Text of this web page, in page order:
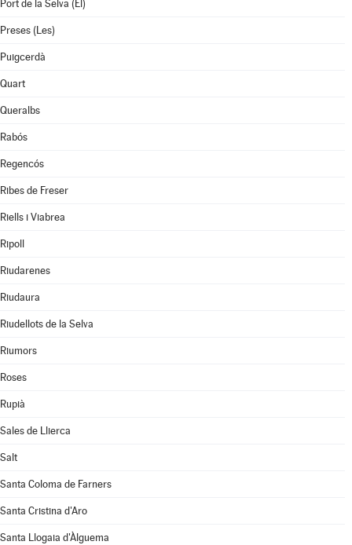
Port de la Selva (El)
Preses (Les)
Puigcerdà
Quart
Queralbs
Rabós
Regencós
Ribes de Freser
Riells i Viabrea
Ripoll
Riudarenes
Riudaura
Riudellots de la Selva
Riumors
Roses
Rupià
Sales de Llierca
Salt
Santa Coloma de Farners
Santa Cristina d'Aro
Santa Llogaia d'Àlguema